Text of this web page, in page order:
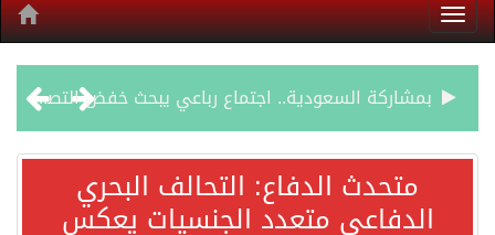
بمشاركة السعودية.. اجتماع رباعي يبحث خفض التصعيد ومعالجة التحديات الأمنية الراهنة
وزير الخارجية السعودي: جميع إجراءات إسرائيل الأحادية في أراضي فلسطين باطلة
متحدث الدفاع: التحالف البحري
الدفاعي متعدد الجنسيات يعكس